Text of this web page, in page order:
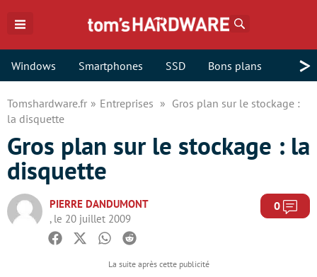
Windows Smartphones SSD Bons plans >
Tomshardware.fr Entreprises
Gros plan sur le stockage :
la disquette
Gros plan sur le stockage : la
disquette
PIERRE DANDUMONT
, le 20 juillet 2009
0
Facebook
TwitterWhatsapp
Reddit